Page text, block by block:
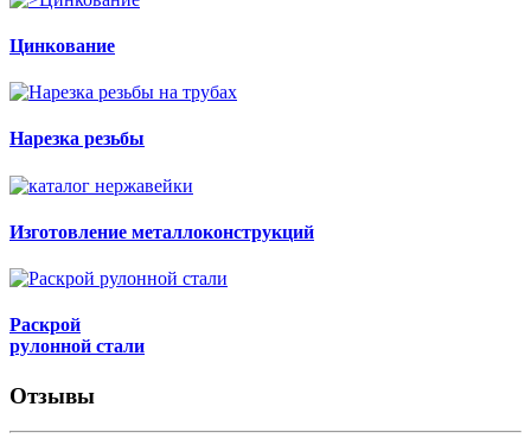
Цинкование
Нарезка резьбы
Изготовление металлоконструкций
Раскрой
рулонной стали
Отзывы